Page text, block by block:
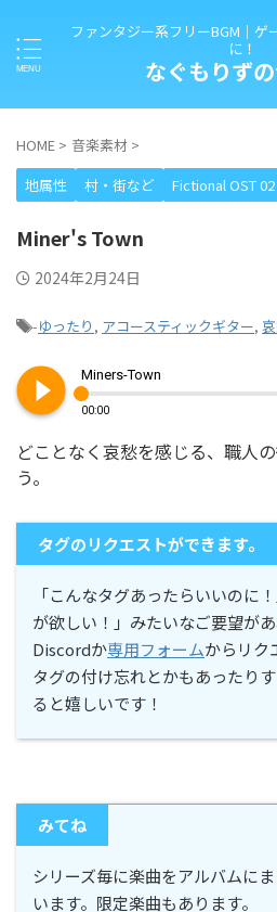
ファンタジー系フリーBGM｜ゲ
に！
なぐもりず
HOME > 音楽素材 >
地属性
村・街など Fictional OST 02
Miner's Town
2024年2月24日
-ゆったり , アコースティックギター,
play_circle_filled Miners-Town
00:00
どことなく哀愁を感じる、職人
う。
タグのリクエストができます。
「こんなタグあったらいいのに
が欲しい！」みたいなご要望があ
Discordか専用フォームからリク
タグの付け忘れとかもあったり
ると嬉しいです！
みてね
シリーズ毎に楽曲をアルバムに
います。限定楽曲もあります。